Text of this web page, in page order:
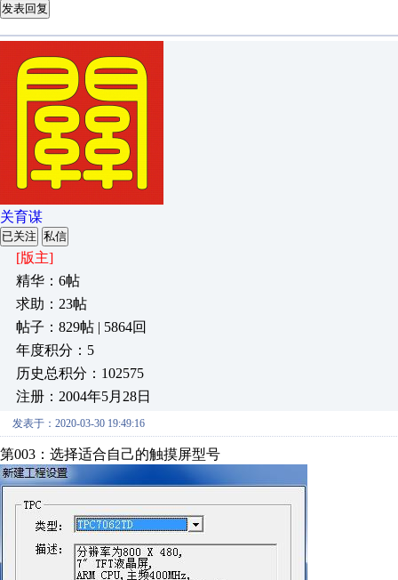
发表回复
关育谋
已关注 私信
[版主]
精华：6帖
求助：23帖
帖子：829帖 | 5864回
年度积分：5
历史总积分：102575
注册：2004年5月28日
发表于：2020-03-30 19:49:16
第003：选择适合自己的触摸屏型号